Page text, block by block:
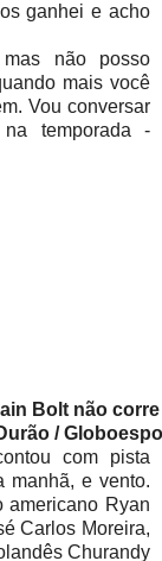
ganhei e acho
não posso
mais você
Vou conversar
temporada -
Bolt não
/
com pista
manhã, e vento.
americano Ryan
Carlos Moreira,
Churandy